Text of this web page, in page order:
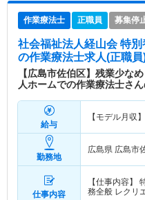
作業療法士 正職員 募集停
社会福祉法人経山会 特
の作業療法士求人(正職員
【広島市佐伯区】残業少な
人ホームでの作業療法士さ
給与
【モデル月収】
勤務地
広島県 広島市
仕事内容
【仕事内容】
務全般 レクリ